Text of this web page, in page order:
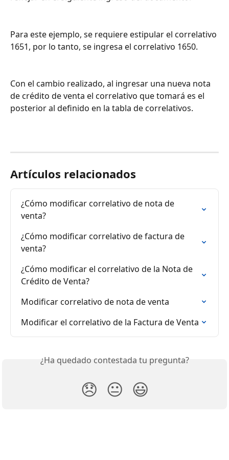
Para este ejemplo, se requiere estipular el correlativo
1651, por lo tanto, se ingresa el correlativo 1650.
Con el cambio realizado, al ingresar una nueva nota
de crédito de venta el correlativo que tomará es el
posterior al definido en la tabla de correlativos.
Artículos relacionados
¿Cómo modificar correlativo de nota de
venta?
¿Cómo modificar correlativo de factura de
venta?
¿Cómo modificar el correlativo de la Nota de
Crédito de Venta?
Modificar correlativo de nota de venta
Modificar el correlativo de la Factura de Venta
¿Ha quedado contestada tu pregunta?
😞 😐 😃